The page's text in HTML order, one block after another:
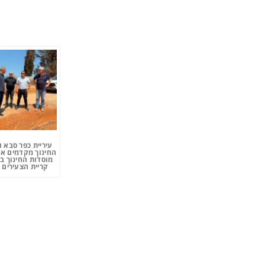
עיריית כפר
החינוך מקדמים
מוסדות החינוך
קריית